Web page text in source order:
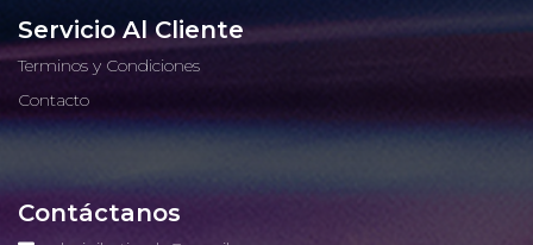
Servicio Al Cliente
Terminos y Condiciones
Contacto
Contáctanos